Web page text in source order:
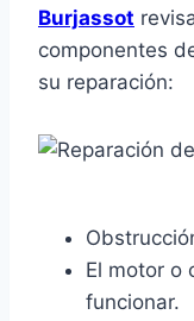
Burjassot
componentes
su reparación:
El motor o
funcionar.